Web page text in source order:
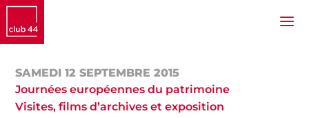
SAMEDI 12 SEPTEMBRE 2015
Journées européennes du patrimoine
Visites, films d’archives et exposition